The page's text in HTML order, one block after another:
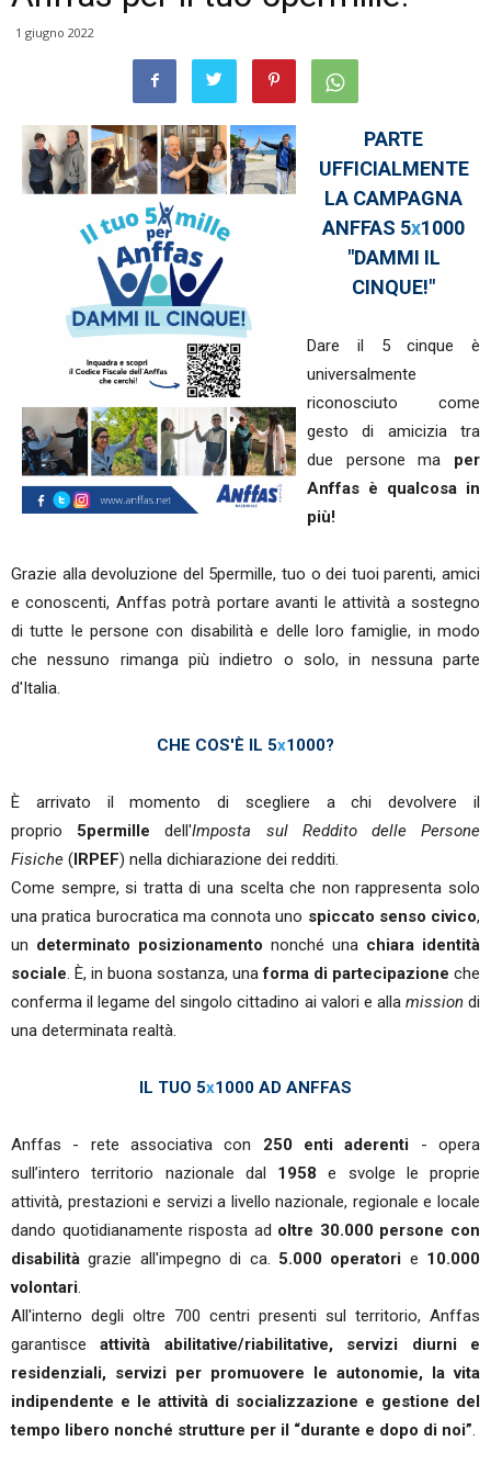
1 giugno 2022
PARTE
UFFICIALMENTE
LA CAMPAGNA
ANFFAS 5x1000
"DAMMI IL
CINQUE!"
Dare il 5 cinque è
universalmente
riconosciuto come
gesto di amicizia tra
due persone ma per
Anffas è qualcosa in
più!
Grazie alla devoluzione del 5permille, tuo o dei tuoi parenti, amici
e conoscenti, Anffas potrà portare avanti le attività a sostegno
di tutte le persone con disabilità e delle loro famiglie, in modo
che nessuno rimanga più indietro o solo, in nessuna parte
d'Italia.
CHE COS'È IL 5x1000?
È arrivato il momento di scegliere a chi devolvere il
proprio 5permilledell'Imposta sul Reddito delle Persone
Fisiche (IRPEF) nella dichiarazione dei redditi.
Come sempre, si tratta di una scelta che non rappresenta solo
una pratica burocratica ma connota uno spiccato senso civico,
un determinato posizionamento nonché una chiara identità
sociale. È, in buona sostanza, unaforma di partecipazione che
conferma il legame del singolo cittadino ai valori e alla missiondi
una determinata realtà.
IL TUO 5x1000 AD ANFFAS
Anffas - rete associativa con 250 enti aderenti - opera
sull’intero territorio nazionale dal 1958e svolge le proprie
attività, prestazioni e servizi a livello nazionale, regionale e locale
dando quotidianamente risposta ad oltre 30.000 persone con
disabilitàgrazie all'impegno di ca. 5.000 operatori e 10.000
volontari.
All'interno degli oltre 700 centri presenti sul territorio, Anffas
garantisceattività abilitative/riabilitative, servizi diurni e
residenziali, servizi per promuovere le autonomie, la vita
indipendente e le attività di socializzazione e gestione del
tempo libero nonché strutture per il “durante e dopo di noi”.